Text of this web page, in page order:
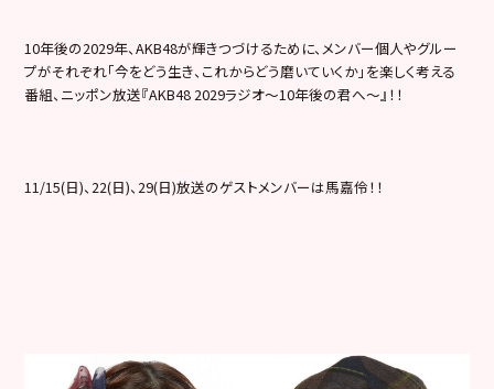
10年後の2029年、AKB48が輝きつづけるために、メンバー個人やグルー
プがそれぞれ「今をどう生き、これからどう磨いていくか」を楽しく考える
番組、ニッポン放送『AKB48 2029ラジオ～10年後の君へ～』！！
11/15(日)、22(日)、29(日)放送のゲストメンバーは馬嘉伶！！